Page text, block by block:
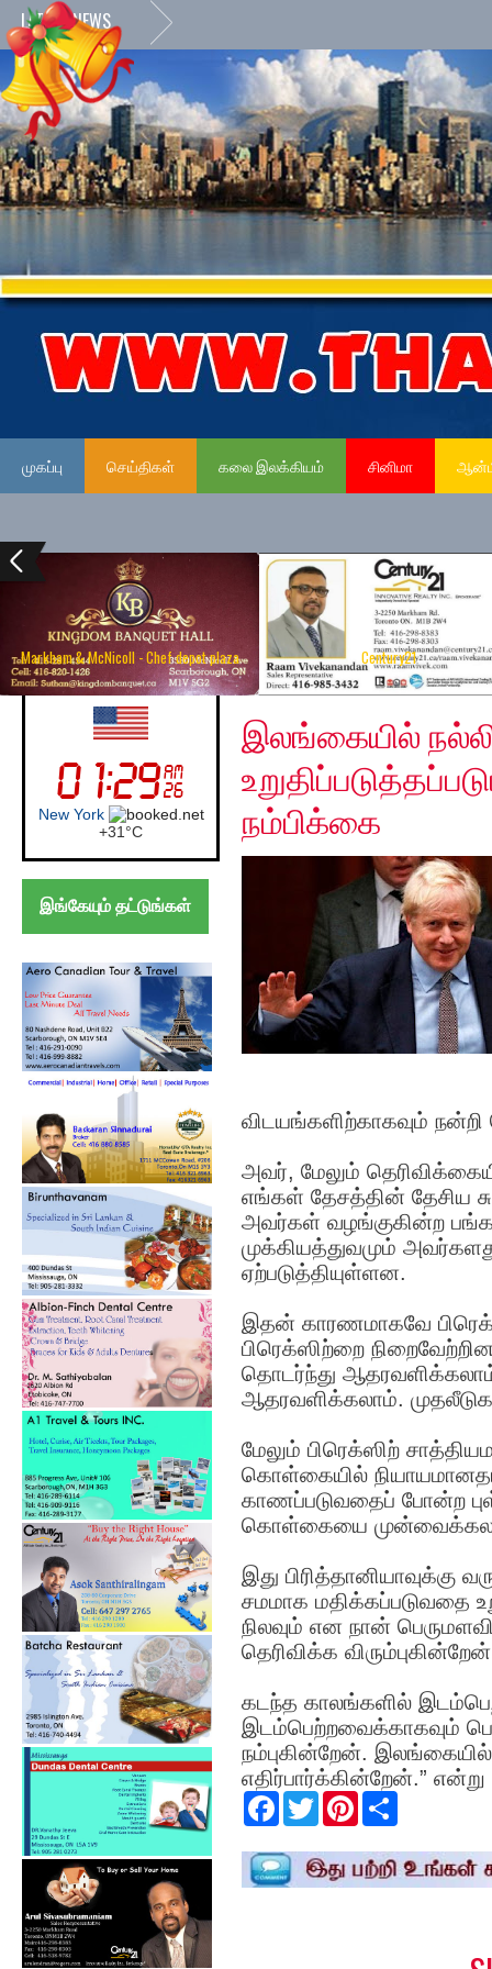
LATEST NEWS
முகப்பு செய்திகள் கலை இலக்கியம் சினிமா
Markham & McNicoll - Chef depot plaza Century21
UK (London)
London
+30°C
இங்கேயும் தட்டுங்கள்
Friday, December 13,
இலங்கையில்
நம்பிக்கை
விடயங்களிற்காகவும் நன்றி
அவர், மேலும்
எங்கள் தேசத்தின் தேசிய
அவர்கள் வழங்குகின்ற
முக்கியத்துவமும்
ஏற்படுத்தியுள்ளன.
இதன் காரணமாகவே
பிரெக்ஸிற்றை
தொடர்ந்து
ஆதரவளிக்கலாம்.
மேலும் பிரெக்ஸிற்
கொள்கையில்
காணப்படுவதைப் போன்ற
கொள்கையை
இது
சமமாக மதிக்கப்படுவதை
நிலவும் என நான்
தெரிவிக்க
கடந்த காலங்களில்
இடம்பெற்றவைக்காகவும்
நம்புகின்றேன்.
எதிர்பார்க்கின்றேன்.”
F
e
b
o
T
w
t
t
e
P
t
e
r
r
e